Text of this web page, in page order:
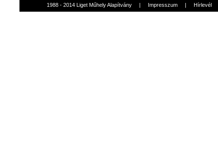
1988 - 2014 Liget Műhely Alapítvány | Impresszum | Hírlevél